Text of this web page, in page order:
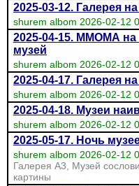
2025-03-12. Галерея
shurem albom 2026-02-12
2025-04-15. ММОМА на
музей
shurem albom 2026-02-12
2025-04-17. Галерея
shurem albom 2026-02-12
2025-04-18. Музеи
shurem albom 2026-02-12
2025-05-17. Ночь
shurem albom 2026-02-12
Галерея А3, Музей
картины